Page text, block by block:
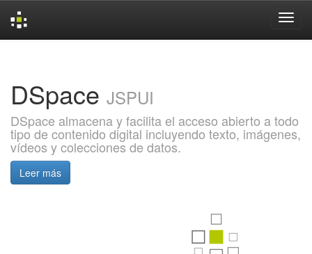
DSpace JSPUI
DSpace almacena y facilita el acceso abierto a todo
tipo de contenido digital incluyendo texto, imágenes,
vídeos y colecciones de datos.
Leer más